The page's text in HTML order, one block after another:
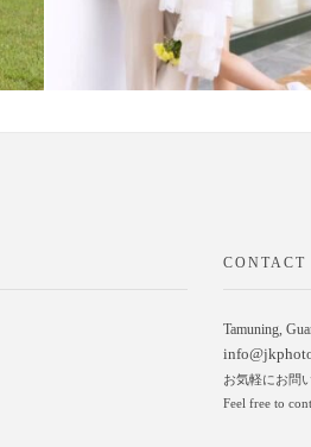
CONTACT
Tamuning,
お気軽にお問
Feel free to